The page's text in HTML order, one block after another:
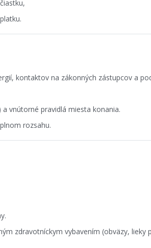
kontaktov na zákonných zástupcov a
vnútorné pravidlá miesta konania.
rozsahu.
zdravotníckym vybavením (obväzy,